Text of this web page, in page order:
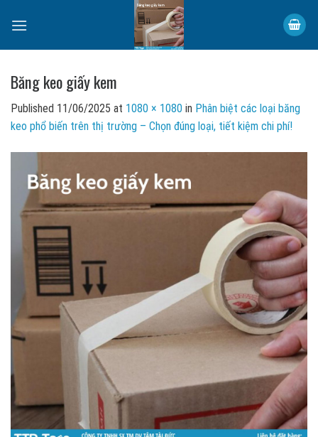
Băng keo giấy kem
Published 11/06/2025 at 1080 × 1080 in Phân biệt các loại băng
keo phổ biến trên thị trường – Chọn đúng loại, tiết kiệm chi phí!